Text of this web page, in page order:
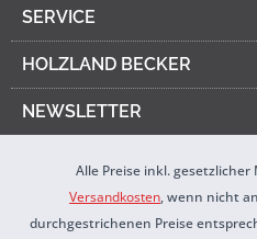
SERVICE
HOLZLAND BECKER
NEWSLETTER
Alle Preise inkl.
Versandkosten, wenn nicht
durchgestrichenen Preise